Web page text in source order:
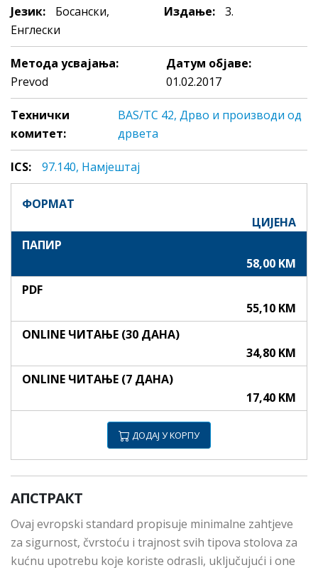
Језик:
Босански,
Енглески
Издање: 3.
Метода усвајања:
Prevod
Датум објаве:
01.02.2017
Технички
комитет:
BAS/TC 42, Дрво и производи од
дрвета
ICS: 97.140, Нaмjeштaj
ФОРМАТ
ЦИЈЕНА
ПАПИР
58,00 KM
PDF
55,10 KM
ONLINE ЧИТАЊЕ (30 ДАНА)
34,80 KM
ONLINE ЧИТАЊЕ (7 ДАНА)
17,40 KM
ДОДАЈ У КОРПУ
АПСТРАКТ
Ovaj evropski standard propisuje minimalne zahtjeve
za sigurnost, čvrstoću i trajnost svih tipova stolova za
kućnu upotrebu koje koriste odrasli, uključujući i one